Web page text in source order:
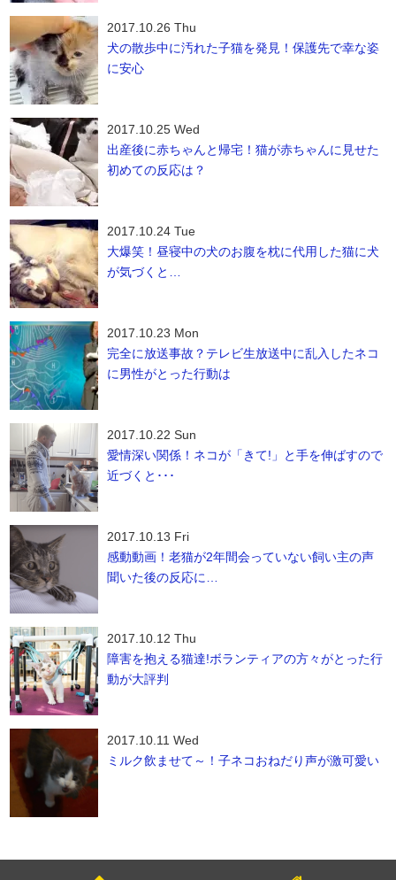
2017.10.26 Thu
犬の散歩中に汚れた子猫を発見！保護先で幸な姿
に安心
2017.10.25 Wed
出産後に赤ちゃんと帰宅！猫が赤ちゃんに見せた
初めての反応は？
2017.10.24 Tue
大爆笑！昼寝中の犬のお腹を枕に代用した猫に犬
が気づくと…
2017.10.23 Mon
完全に放送事故？テレビ生放送中に乱入したネコ
に男性がとった行動は
2017.10.22 Sun
愛情深い関係！ネコが「きて!」と手を伸ばすので
近づくと･･･
2017.10.13 Fri
感動動画！老猫が2年間会っていない飼い主の声
聞いた後の反応に…
2017.10.12 Thu
障害を抱える猫達!ボランティアの方々がとった行
動が大評判
2017.10.11 Wed
ミルク飲ませて～！子ネコおねだり声が激可愛い